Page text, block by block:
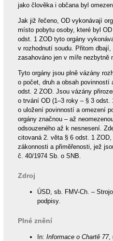
jako člověka i občana byl
Jak již řečeno, OD vykonávají
místo pobytu osoby, které byl
odst. 1 ZOD tyto orgány
v rozhodnutí soudu. Přitom
zasahováno jen v míře nezbytně
Tyto orgány jsou plně vázány
o počet, druh a obsah povinností
odst. 2 ZOD. Jsou vázány
o trvání OD (1–3 roky – § 3 odst.
o uložení povinností a omezení
orgány značnou – až
odsouzeného až k nesnesení.
citovaná 2. věta § 6 odst. 1
zákonnosti a přiměřenosti, jež
č. 40/1974 Sb. o SNB.
Zdroj
ÚSD, sb. FMV-Ch. –
podpisy.
Plné znění
In: Informace o Chartě 77,